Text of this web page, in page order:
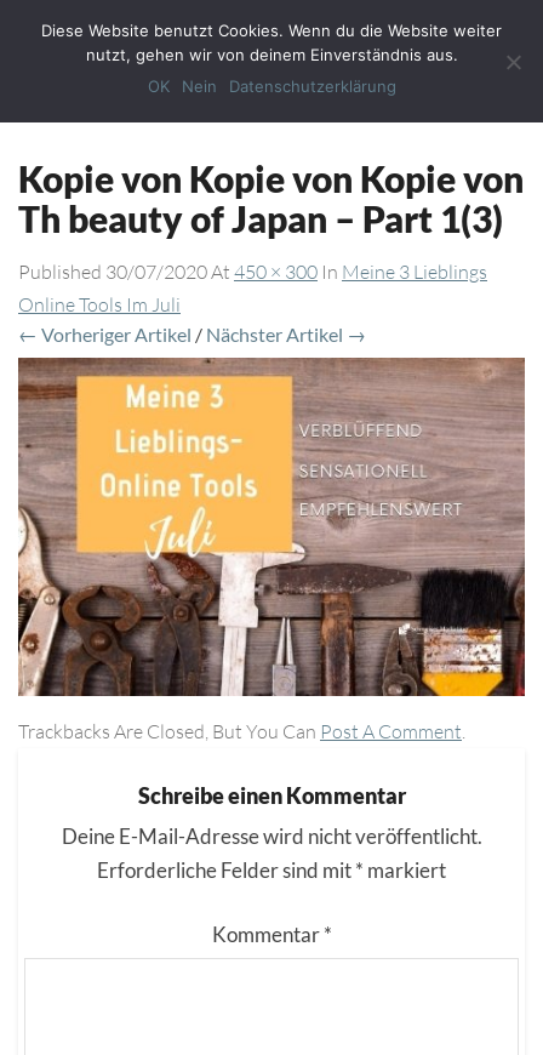
Toggle
Kopie von Kopie von Kopie von
Th beauty of Japan – Part 1(3)
Published 30/07/2020At 450 × 300 In Meine 3 Lieblings
Online Tools Im Juli
← Vorheriger Artikel / Nächster Artikel →
Trackbacks Are Closed, But You Can Post A Comment
Schreibe einen Kommentar
Deine E-Mail-Adresse wird nicht veröffentlicht.
Erforderliche Felder sind mit* markiert
Kommentar*
Diese Website benutzt Cookies. Wenn du die Website weiter
nutzt, gehen wir von deinem Einverständnis aus.
OK
Nein Datenschutzerklärung